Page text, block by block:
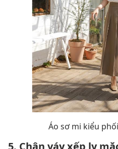
Áo sơ mi kiểu
5. Chân váy xếp ly